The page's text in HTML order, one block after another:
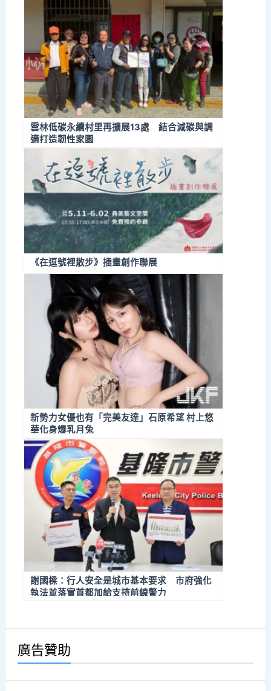
雲林低碳永續村里再擴展13處 結合減碳與調
適打造韌性家園
《在逗號裡散步》插畫創作聯展
新勢力女優也有「完美友達」石原希望 村上悠
華化身爆乳月兔
謝國樑：行人安全是城市基本要求 市府強化
執法並落實首都加給支持前線警力
廣告贊助